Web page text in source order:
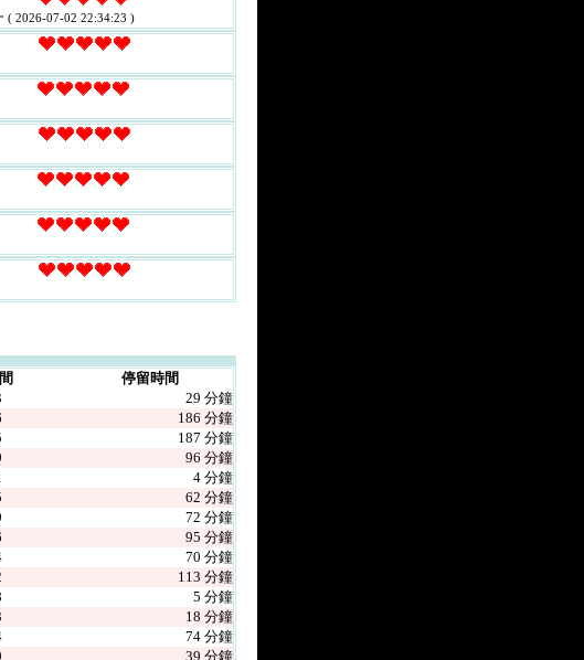
( 2026-07-02 22:34:23 )
停留時間
29 分鐘
186 分鐘
187 分鐘
96 分鐘
4 分鐘
62 分鐘
72 分鐘
95 分鐘
70 分鐘
113 分鐘
5 分鐘
18 分鐘
74 分鐘
39 分鐘